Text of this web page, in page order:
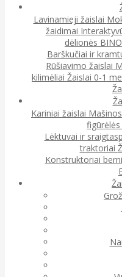
Lavinamieji žaislai
žaidimai
dėlionės
Barškučiai ir
Rūšiavimo žaislai
kilimėliai Žaislai 0-1
Kariniai žaislai
figūrėlės
Lėktuvai ir
traktoriai
Konstruktoriai